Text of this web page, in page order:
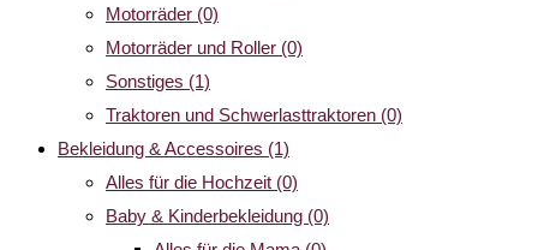
Motorräder (0)
Motorräder und Roller (0)
Sonstiges (1)
Traktoren und Schwerlasttraktoren (0)
Bekleidung & Accessoires (1)
Alles für die Hochzeit (0)
Baby & Kinderbekleidung (0)